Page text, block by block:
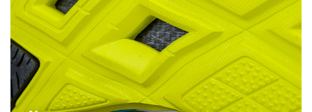
选
运
动
集